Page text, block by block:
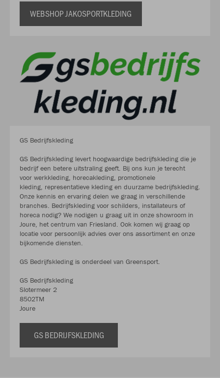
WEBSHOP JAKOSPORTKLEDING
GS Bedrijfskleding
GS Bedrijfskleding levert hoogwaardige bedrijfskleding die je
bedrijf een betere uitstraling geeft. Bij ons kun je terecht
voor werkkleding, horecakleding, promotionele
kleding, representatieve kleding en duurzame bedrijfskleding.
Onze kennis en ervaring delen we graag in verschillende
branches. Bedrijfskleding voor schilders, installateurs of
horeca nodig? We nodigen u graag uit in onze showroom in
Joure, het centrum van Friesland. Ook komen wij graag op
locatie voor persoonlijk advies over ons assortiment en onze
bijkomende diensten.
GS Bedrijfskleding is onderdeel van Greensport.
GS Bedrijfskleding
Slotermeer 2
8502TM
Joure
GS BEDRIJFSKLEDING